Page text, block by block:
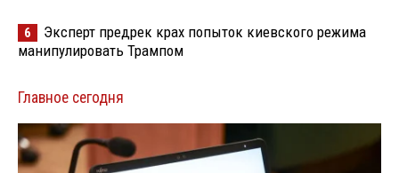
6
Эксперт предрек крах попыток киевского режима
манипулировать Трампом
Главное сегодня